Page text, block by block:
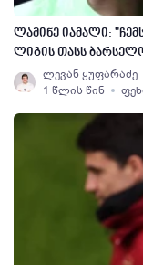
ლამინე იამალი:
ლიგის თასს
ლევან ყუფარაძე
1 წლის წინ